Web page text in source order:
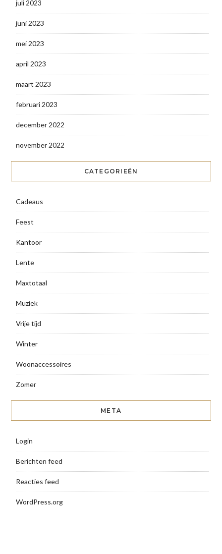
juli 2023
juni 2023
mei 2023
april 2023
maart 2023
februari 2023
december 2022
november 2022
CATEGORIEËN
Cadeaus
Feest
Kantoor
Lente
Maxtotaal
Muziek
Vrije tijd
Winter
Woonaccessoires
Zomer
META
Login
Berichten feed
Reacties feed
WordPress.org